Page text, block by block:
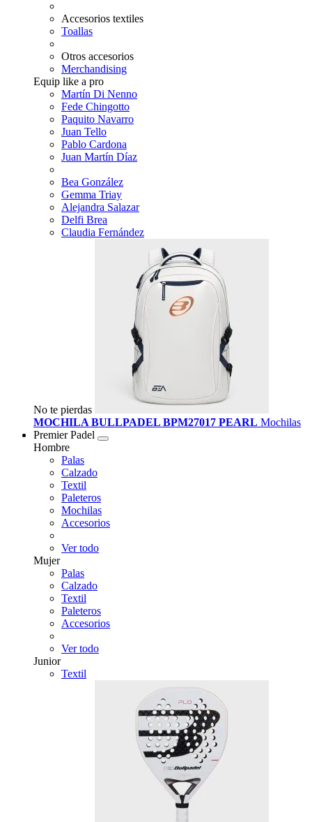
Accesorios textiles
Toallas
Otros accesorios
Merchandising
Equip like a pro
Martín Di Nenno
Fede Chingotto
Paquito Navarro
Juan Tello
Pablo Cardona
Juan Martín Díaz
Bea González
Gemma Triay
Alejandra Salazar
Delfi Brea
Claudia Fernández
No te pierdas
MOCHILA BULLPADEL BPM27017 PEARL Mochilas
Premier Padel
Hombre
Palas
Calzado
Textil
Paleteros
Mochilas
Accesorios
Ver todo
Mujer
Palas
Calzado
Textil
Paleteros
Accesorios
Ver todo
Junior
Textil